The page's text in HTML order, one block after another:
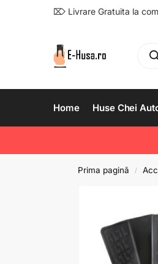
⌦ Livrare Gratuita la
Home Huse Chei
Prima pagină /